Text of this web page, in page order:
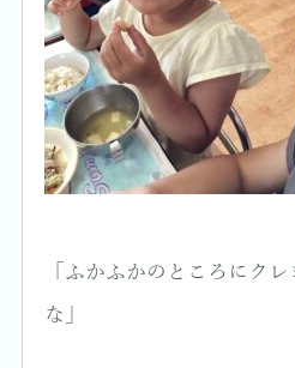
「ふかふかのところにク
な」